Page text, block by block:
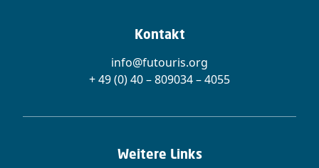
Kontakt
info@futouris.org
+ 49 (0) 40 – 809034 – 4055
Weitere Links